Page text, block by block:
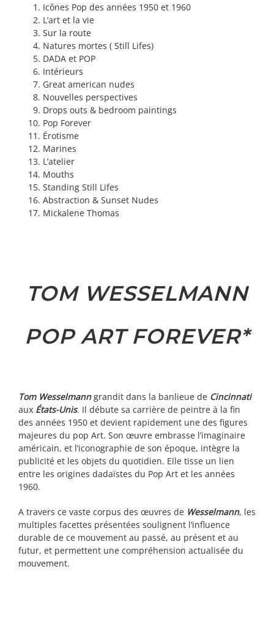
Icônes Pop des années 1950 et 1960
L’art et la vie
Sur la route
Natures mortes ( Still Lifes)
DADA et POP
Intérieurs
Great american nudes
Nouvelles perspectives
Drops outs & bedroom paintings
Pop Forever
Érotisme
Marines
L’atelier
Mouths
Standing Still Lifes
Abstraction & Sunset Nudes
Mickalene Thomas
TOM WESSELMANN
POP ART FOREVER*
Tom Wesselmanngrandit dans la banlieue de Cincinnati
aux États-Unis. Il débute sa carrière de peintre à la fin
des années 1950 et devient rapidement une des figures
majeures du pop Art. Son œuvre embrasse l’imaginaire
américain, et l’iconographie de son époque, intègre la
publicité et les objets du quotidien. Elle tisse un lien
entre les origines dadaïstes du Pop Art et les années
1960.
A travers ce vaste corpus des œuvres de Wesselmann, les
multiples facettes présentées soulignent l’influence
durable de ce mouvement au passé, au présent et au
futur, et permettent une compréhension actualisée du
mouvement.